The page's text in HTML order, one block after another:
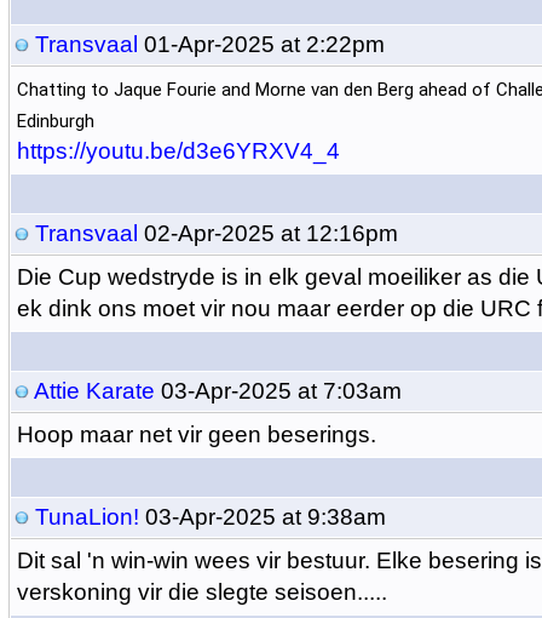
Transvaal 01-Apr-2025 at 2:22pm
Chatting to Jaque Fourie and Morne van den Berg ahead of
Edinburgh
https://youtu.be/d3e6YRXV4_4
Transvaal 02-Apr-2025 at 12:16pm
Die Cup wedstryde is in elk geval moeiliker as die
ek dink ons moet vir nou maar eerder op die URC
Attie Karate 03-Apr-2025 at 7:03am
Hoop maar net vir geen beserings.
TunaLion! 03-Apr-2025 at 9:38am
Dit sal 'n win-win wees vir bestuur. Elke besering
verskoning vir die slegte seisoen.....